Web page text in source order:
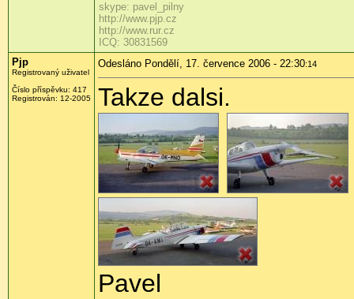
skype: pavel_pilny
http://www.pjp.cz
http://www.rur.cz
ICQ: 30831569
Pjp
Registrovaný uživatel
Číslo příspěvku: 417
Registrován: 12-2005
Odesláno Pondělí, 17. července 2006 - 22:30:14
Takze dalsi.
Pavel